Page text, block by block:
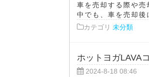
車を売却する際や
中でも、車を売却後
カテゴリ 未分類
ホットヨガLAVA
2024-8-18 08:46